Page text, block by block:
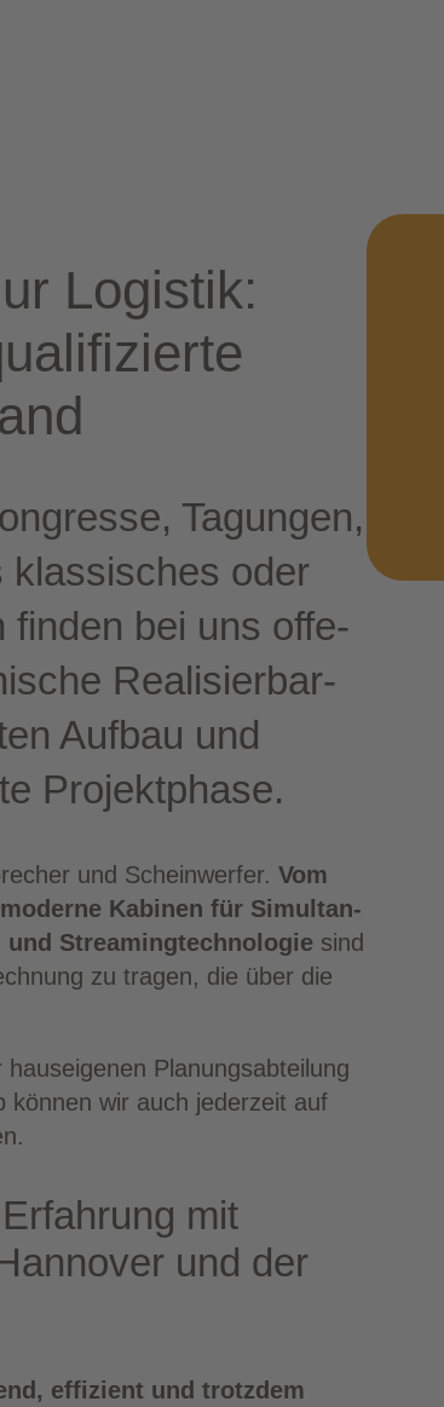
Logis­tik:
Tagun­gen,
klas­si­sches oder
fin­den bei uns offe­
Rea­li­sier­bar­
Auf­bau und
Projektphase.
und Schein­wer­fer. Vom
Kabi­nen für Simul­tan­
Strea­ming­tech­no­lo­gie sind
zu tra­gen, die über die
Pla­nungs­ab­tei­lung
kön­nen wir auch jeder­zeit auf
mit
und der
effi­zi­ent und trotz­dem